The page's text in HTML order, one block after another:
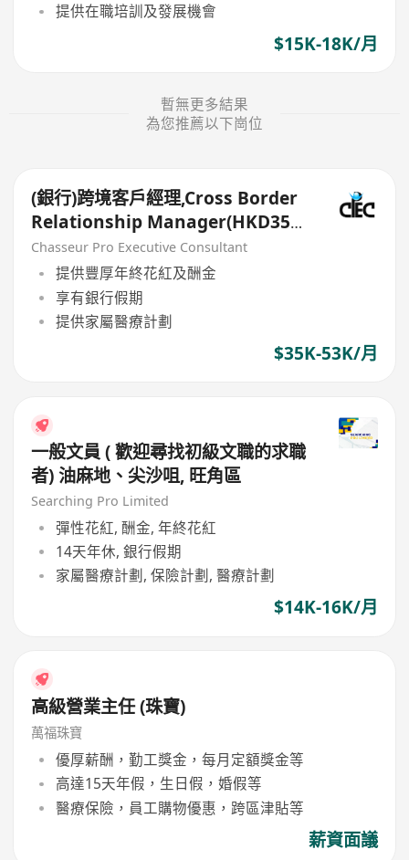
提供在職培訓及發展機會
$15K-18K/月
暫無更多結果
為您推薦以下崗位
(銀行)跨境客戶經理,Cross Border
Relationship Manager(HKD35k-
50k+)
Chasseur Pro Executive Consultant
提供豐厚年終花紅及酬金
享有銀行假期
提供家屬醫療計劃
$35K-53K/月
一般文員 ( 歡迎尋找初級文職的求職
者) 油麻地、尖沙咀, 旺角區
Searching Pro Limited
彈性花紅, 酬金, 年終花紅
14天年休, 銀行假期
家屬醫療計劃, 保險計劃, 醫療計劃
$14K-16K/月
高級營業主任 (珠寶)
萬福珠寶
優厚薪酬，勤工獎金，每月定額獎金等
高達15天年假，生日假，婚假等
醫療保險，員工購物優惠，跨區津貼等
薪資面議